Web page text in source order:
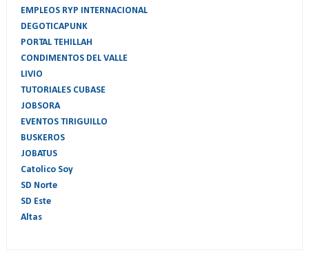
EMPLEOS RYP INTERNACIONAL
DEGOTICAPUNK
PORTAL TEHILLAH
CONDIMENTOS DEL VALLE
LIVIO
TUTORIALES CUBASE
JOBSORA
EVENTOS TIRIGUILLO
BUSKEROS
JOBATUS
Catolico Soy
SD Norte
SD Este
Altas